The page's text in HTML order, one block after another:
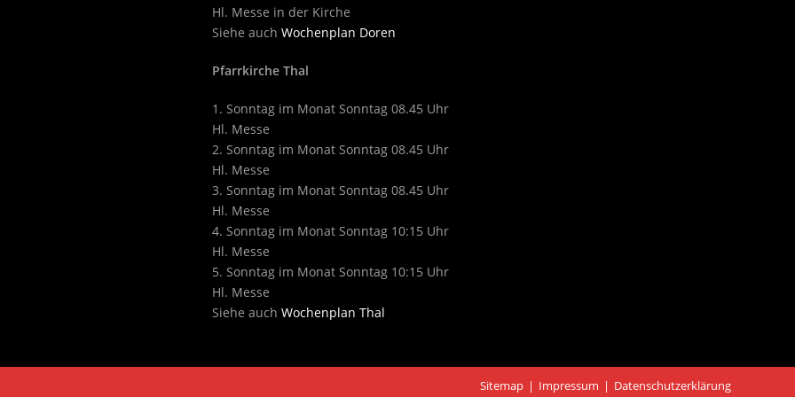
Hl. Messe in der Kirche
Siehe auch Wochenplan Doren
Pfarrkirche Thal
1. Sonntag im Monat Sonntag 08.45 Uhr
Hl. Messe
2. Sonntag im Monat Sonntag 08.45 Uhr
Hl. Messe
3. Sonntag im Monat Sonntag 08.45 Uhr
Hl. Messe
4. Sonntag im Monat Sonntag 10:15 Uhr
Hl. Messe
5. Sonntag im Monat Sonntag 10:15 Uhr
Hl. Messe
Siehe auch Wochenplan Thal
Sitemap Impressum Datenschutzerklärung